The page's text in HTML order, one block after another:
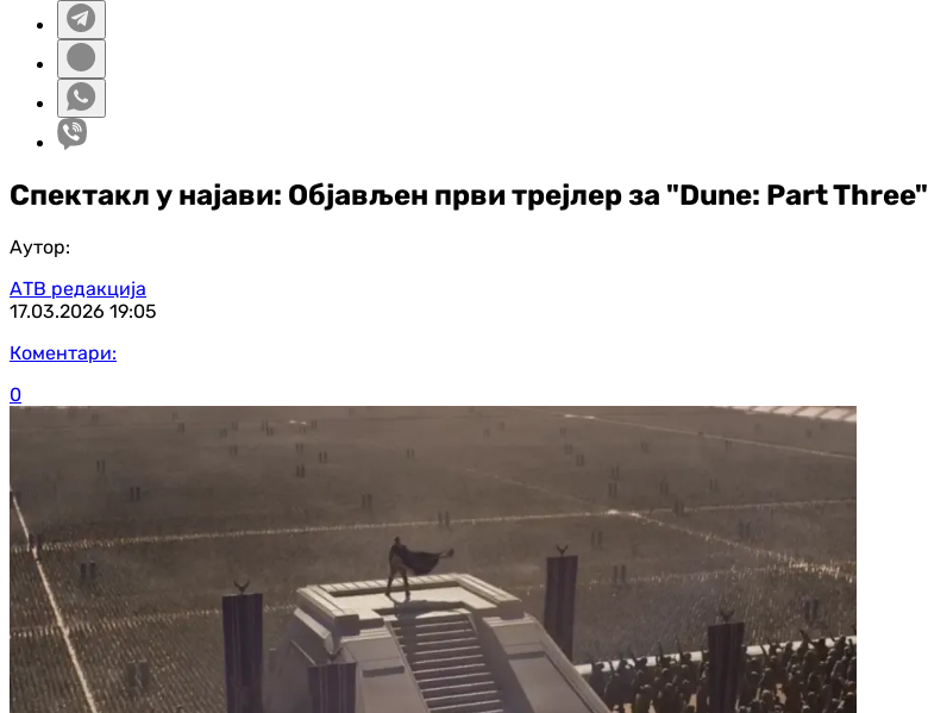
Спектакл у најави: Објављен први трејлер за "Dune: Part Three"
Аутор:
АТВ редакција
17.03.2026 19:05
Коментари:
0